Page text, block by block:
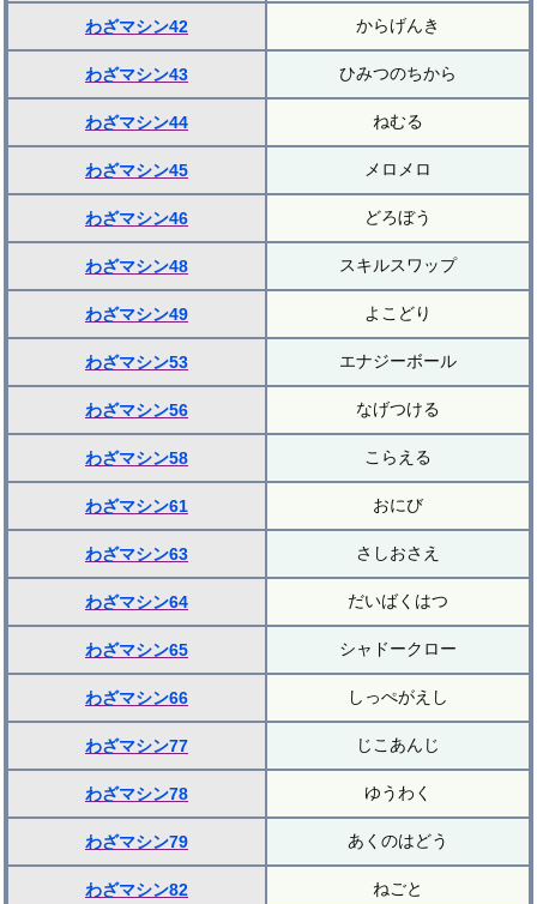
わざマシン42 からげんき
わざマシン43 ひみつのちから
わざマシン44 ねむる
わざマシン45 メロメロ
わざマシン46 どろぼう
わざマシン48 スキルスワップ
わざマシン49 よこどり
わざマシン53 エナジーボール
わざマシン56 なげつける
わざマシン58 こらえる
わざマシン61 おにび
わざマシン63 さしおさえ
わざマシン64 だいばくはつ
わざマシン65 シャドークロー
わざマシン66 しっぺがえし
わざマシン77 じこあんじ
わざマシン78 ゆうわく
わざマシン79 あくのはどう
わざマシン82 ねごと